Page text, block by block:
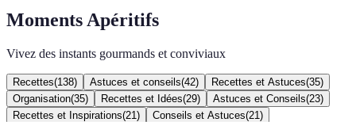
Moments Apéritifs
Vivez des instants gourmands et conviviaux
Recettes(138) Astuces et conseils(42) Recettes et Astuces(35)
Organisation(35) Recettes et Idées(29) Astuces et Conseils(23)
Recettes et Inspirations(21 ) Conseils et Astuces(21 )